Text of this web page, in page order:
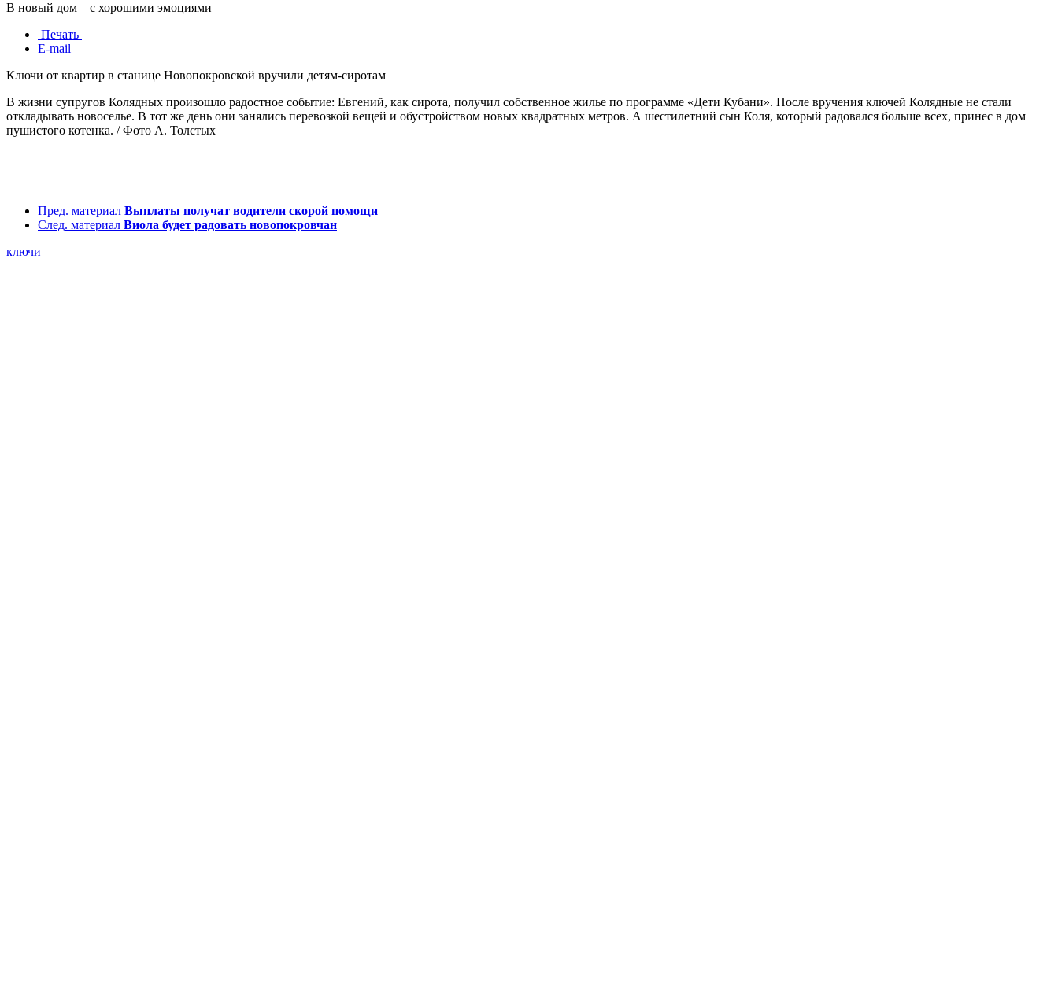
В новый дом – с хорошими эмоциями
Печать
E-mail
Ключи от квартир в станице Новопокровской вручили детям-сиротам
В жизни супругов Колядных произошло радостное событие: Евгений, как сирота, получил собственное жилье по программе «Дети Кубани». После вручения ключей Колядные не стали
откладывать новоселье. В тот же день они занялись перевозкой вещей и обустройством новых квадратных метров. А шестилетний сын Коля, который радовался больше всех, принес в дом
пушистого котенка. / Фото А. Толстых
Пред. материал Выплаты получат водители скорой помощи
След. материал Виола будет радовать новопокровчан
ключи